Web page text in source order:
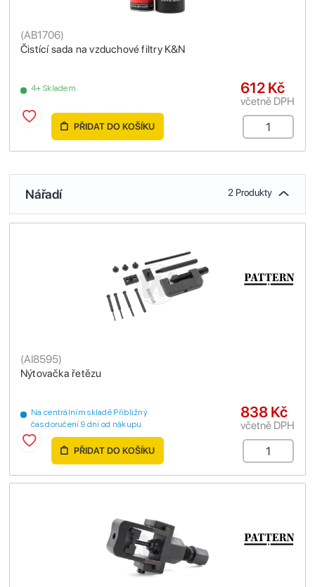
Čistící sada na vzduchové filtry K&N
(AB1706)
4+ Skladem 612 Kč
včetně DPH
PŘIDAT DO KOŠÍKU
Nářadí 2 Produkty
Nýtovačka řetězu
(AI8595)
Na centrálním skladě Přibližný
čas doručení 9 dní od nákupu
838 Kč
včetně DPH
PŘIDAT DO KOŠÍKU